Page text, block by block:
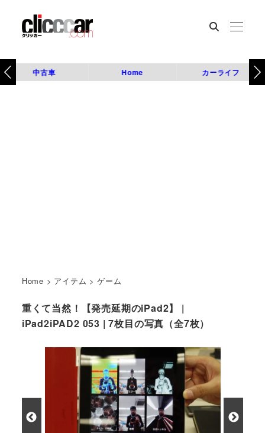
中古車 Home カーライフ
Home > アイテム >ゲーム
重くて当然！【発売延期のiPad2】 |
iPad2iPAD2 053 | 7枚目の写真（全7枚）